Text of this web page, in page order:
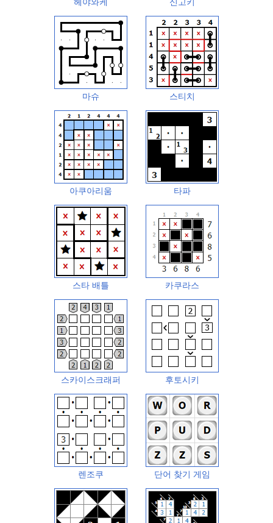
헤야와케 신고키
마슈 스티치
아쿠아리움 타파
스타 배틀 카쿠라스
스카이스크래퍼 후토시키
렌조쿠 단어 찾기 게임